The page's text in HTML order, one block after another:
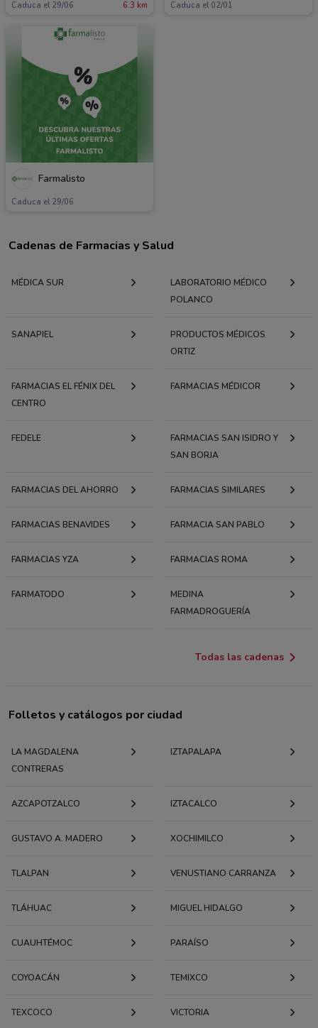
Caduca el 29/06 6.3 km Caduca el 02/01
Farmalisto
Caduca el 29/06
Cadenas de Farmacias y Salud
MÉDICA SUR
LABORATORIO MÉDICO
POLANCO
SANAPIEL
PRODUCTOS MÉDICOS
ORTIZ
FARMACIAS EL FÉNIX DEL
CENTRO
FARMACIAS MÉDICOR
FEDELE
FARMACIAS SAN ISIDRO Y
SAN BORJA
FARMACIAS DEL AHORRO FARMACIAS SIMILARES
FARMACIAS BENAVIDES FARMACIA SAN PABLO
FARMACIAS YZA FARMACIAS ROMA
FARMATODO
MEDINA
FARMADROGUERÍA
Todas las cadenas
Folletos y catálogos por ciudad
LA MAGDALENA
CONTRERAS
IZTAPALAPA
AZCAPOTZALCO IZTACALCO
GUSTAVO A. MADERO XOCHIMILCO
TLALPAN VENUSTIANO CARRANZA
TLÁHUAC MIGUEL HIDALGO
CUAUHTÉMOC PARAÍSO
COYOACÁN TEMIXCO
TEXCOCO VICTORIA